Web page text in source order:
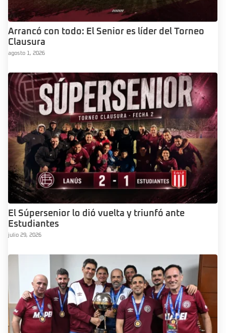
Arrancó con todo: El Senior es líder del Torneo
Clausura
agosto 1, 2026
El Súpersenior lo dió vuelta y triunfó ante
Estudiantes
julio 29, 2026